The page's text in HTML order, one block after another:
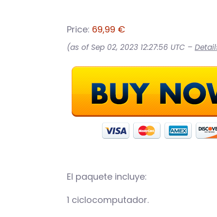
Price: 69,99 €
(as of Sep 02, 2023 12:27:56 UTC –
El paquete incluye:
1 ciclocomputador.